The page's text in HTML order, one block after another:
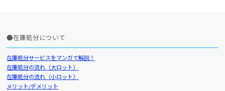
在庫処分について
在庫処分サービスをマンガで解説！
在庫処分の流れ（大ロット）
在庫処分の流れ（小ロット）
メリット/デメリット